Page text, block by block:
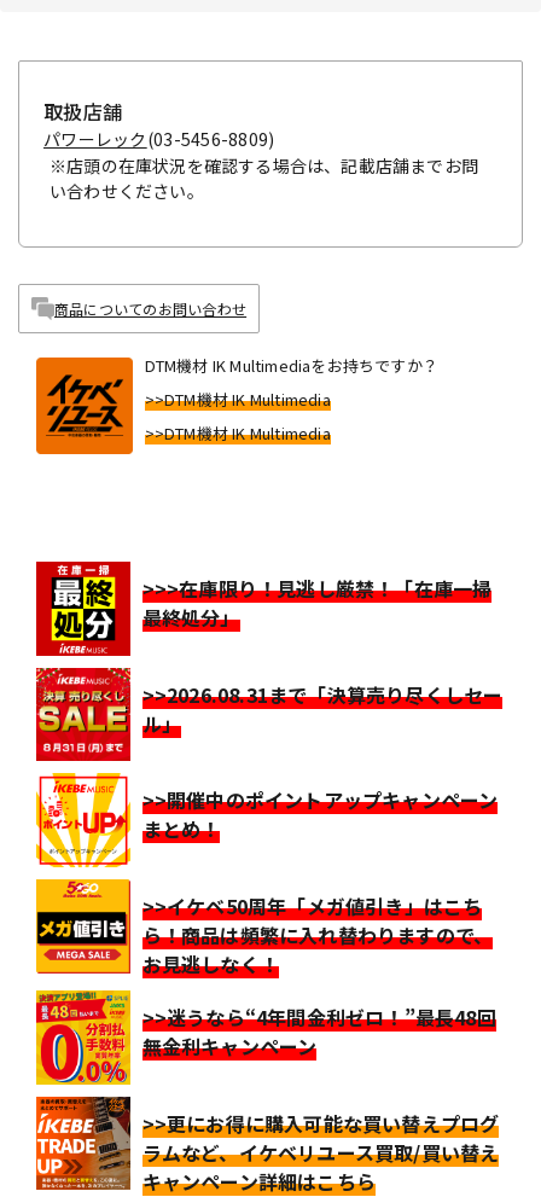
取扱店舗
パワーレック (03-5456-8809)
※店頭の在庫状況を確認する場合は、記載店舗までお問
い合わせください。
商品についてのお問い合わせ
DTM機材 IK Multimediaをお持ちですか？
>>DTM機材 IK Multimedia
>>DTM機材 IK Multimedia
>>>在庫限り！見逃し厳禁！「在庫一掃
最終処分」
>>2026.08.31まで「決算売り尽くしセー
ル」
>>開催中のポイントアップキャンペーン
まとめ！
>>イケベ50周年「メガ値引き」はこち
ら！商品は頻繁に入れ替わりますので、
お見逃しなく！
>>迷うなら“4年間金利ゼロ！”最長48回
無金利キャンペーン
>>更にお得に購入可能な買い替えプログ
ラムなど、イケベリユース買取/買い替え
キャンペーン詳細はこちら